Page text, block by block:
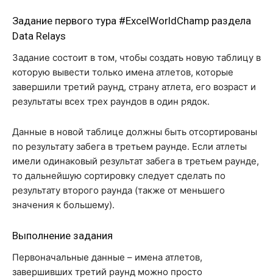
Задание первого тура #ExcelWorldChamp раздела
Data Relays
Задание состоит в том, чтобы создать новую таблицу в
которую вывести только имена атлетов, которые
завершили третий раунд, страну атлета, его возраст и
результаты всех трех раундов в один рядок.
Данные в новой таблице должны быть отсортированы
по результату забега в третьем раунде. Если атлеты
имели одинаковый результат забега в третьем раунде,
то дальнейшую сортировку следует сделать по
результату второго раунда (также от меньшего
значения к большему).
Выполнение задания
Первоначальные данные – имена атлетов,
завершивших третий раунд можно просто